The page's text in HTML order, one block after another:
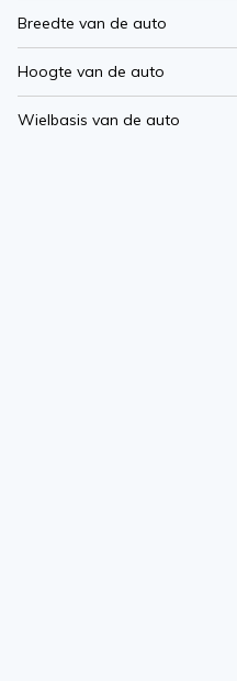
Breedte van de auto
Hoogte van de auto
Wielbasis van de auto